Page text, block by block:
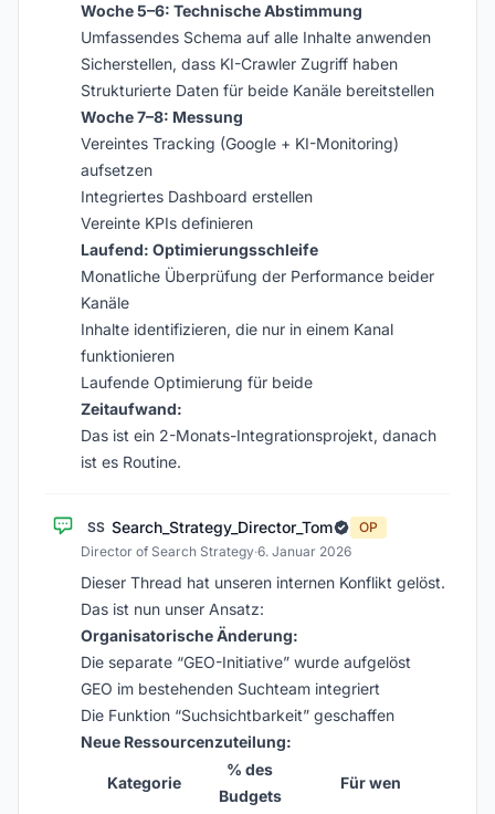
Woche 5–6: Technische Abstimmung
Umfassendes Schema auf alle Inhalte anwenden
Sicherstellen, dass KI-Crawler Zugriff haben
Strukturierte Daten für beide Kanäle bereitstellen
Woche 7–8: Messung
Vereintes Tracking (Google + KI-Monitoring)
aufsetzen
Integriertes Dashboard erstellen
Vereinte KPIs definieren
Laufend: Optimierungsschleife
Monatliche Überprüfung der Performance beider
Kanäle
Inhalte identifizieren, die nur in einem Kanal
funktionieren
Laufende Optimierung für beide
Zeitaufwand:
Das ist ein 2-Monats-Integrationsprojekt, danach
ist es Routine.
SS Search_Strategy_Director_Tom
OP
Director of Search Strategy·6. Januar 2026
Dieser Thread hat unseren internen Konflikt gelöst.
Das ist nun unser Ansatz:
Organisatorische Änderung:
Die separate “GEO-Initiative” wurde aufgelöst
GEO im bestehenden Suchteam integriert
Die Funktion “Suchsichtbarkeit” geschaffen
Neue Ressourcenzuteilung:
Kategorie
% des
Budgets
Für wen